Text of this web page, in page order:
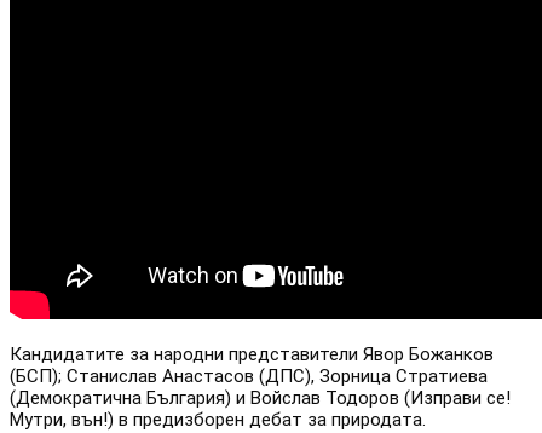
Кандидатите за народни представители Явор Божанков
(БСП); Станислав Анастасов (ДПС), Зорница Стратиева
(Демократична България) и Войслав Тодоров (Изправи се!
Мутри, вън!) в предизборен дебат за природата.